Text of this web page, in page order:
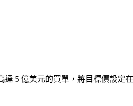
5 億美元的買單，將目標價設